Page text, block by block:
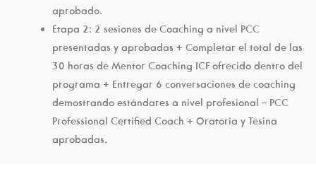
aprobado.
Etapa 2: 2 sesiones de Coaching a nivel PCC
presentadas y aprobadas + Completar el total de las
30 horas de Mentor Coaching ICF ofrecido dentro del
programa + Entregar 6 conversaciones de coaching
demostrando estándares a nivel profesional – PCC
Professional Certified Coach + Oratoria y Tesina
aprobadas.